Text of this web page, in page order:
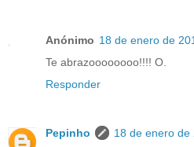
Anónimo 18 de enero de
Te abrazoooooooo!!!! O.
Responder
Pepinho
18 de enero de